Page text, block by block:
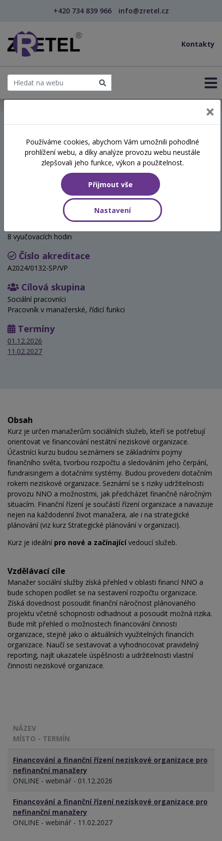
+420 734 839 966 info@zretel.cz
Kontakty
Financování a finanční
řízení neziskové organizace
pro nefinanční manažery
Hodinová dotace
8 vyučovacích hodin
Číslo akreditace
A2024/0132-SP/VP
Cílová skupina
Sociální pracovníci
Pracovník v manažerské, řídicí funkci
Termíny
01.12.2026
11.02.2027
Obsah
Kurz je určen manažerům sociálních služeb, kteří se potřebují
orientovat ve financování nestátní neziskové organizace.
Účastníci kurzu budou seznámeni se základními pojmy
finančního světa, tvorbou rozpočtu a sledováním jeho čerpání,
fundraisingem a dotačními systémy. Budou provedeni dotačním
rokem neziskové organizace. Seznámí se s riziky udržitelnosti
provozu NNO a možnostmi, jak předcházet finančně náročným
situacím. Finanční řízení je součástí řízení organizace a navazuje
nejen na každodenní život manažera, ale i na strategické
plánování (viz kurz Strategické plánování v organizaci).
Kurz je ideální pro nové a začínajícívedoucí služeb.
Vzdělávací cíle
Manažer sociální služby získá přehled v oblasti financí NNO a
bude schopen podílet se na sestavení rozpočtu organizace.
Získá dovednost posoudit finanční náročnost plánovaného
projektu včetně schopnosti odhadnout a posoudit možná rizika.
Bude mít přehled o možnostech financování činnosti
organizace, stejně jako o aktuálních využitelných financích
organizace. Naučí se sestavovat a vyhodnocovat pravidelný
reporting, najít ukazatele úspěšnosti a udržitelnosti vlastní
činnosti neziskové organizace.
NÁZEV
MÍSTO - TERMÍN
Financování a finanční řízení neziskové organizace pro
nefinanční manažery
ONLINE - webinář - 01.12.2026
Financování a finanční řízení neziskové organizace pro
nefinanční manažery
ONLINE - webinář - 11.02.2027
Používáme cookies, abychom Vám umožnili pohodlné
prohlížení webu, a díky analýze provozu webu neustále
zlepšovali jeho funkce, výkon a použitelnost.
Přijmout vše
Nastavení